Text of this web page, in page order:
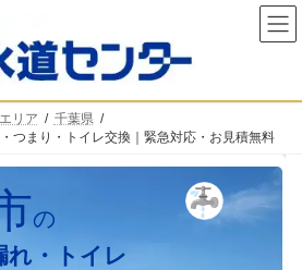
リア
千葉県
つまり・トイレ交換｜緊急対応・お見積無料
の
れ・トイレ